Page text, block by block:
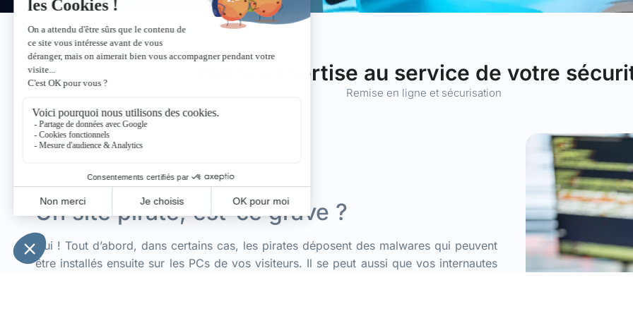
Notre expertise au service de votre
Remise en ligne et sécurisation
Un site piraté, est-ce grave ?
Oui ! Tout d’abord, dans certains cas, les pirates déposent des malwares qui peuvent
être installés ensuite sur les PCs de vos visiteurs. Il se peut aussi que vos internautes